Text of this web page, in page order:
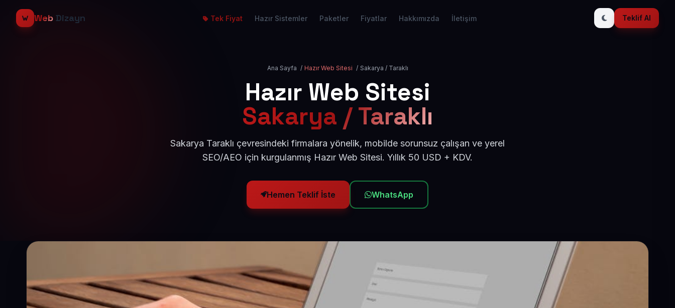
Web Dizayn Tek Fiyat Hazır Sistemler Paketler Fiyatlar Hakkımızda İletişim Teklif Al
Ana Sayfa / Hazır Web Sitesi / Sakarya / Taraklı
Hazır Web Sitesi
Sakarya / Taraklı
Sakarya Taraklı çevresindeki firmalara yönelik, mobilde sorunsuz çalışan ve yerel
SEO/AEO için kurgulanmış Hazır Web Sitesi. Yıllık 50 USD + KDV.
Hemen Teklif İste WhatsApp